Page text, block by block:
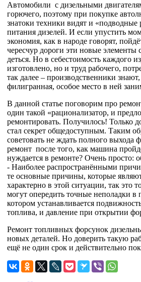
Автомобили с дизельными
горючего, поэтому при покупке
знатоки техники видят и
питания дизелей. И если упустить
экономия, как в народе говорят,
чересчур дороги эти новые элементы
деться. Но в себестоимость каждого
изготовлено, но и труд рабочего,
так далее – производственники
филигранная, особое место в ней
В данной статье поговорим про
один такой «рационализатор, и
ремонтировать. Получилось! Только
стал секрет общедоступным. Таким
советовать не ждать полного выхода
ремонт после того, как машина
нуждается в ремонте? Очень просто:
- Наиболее распространёнными
те основные причины, которые
характерно в этой ситуации, так это
могут опередить точные неполадки
котором устанавливается
топлива, и давление при открытии
Ремонт топливных форсунок
новых деталей. Но доверить такую
ещё не один срок и действительно